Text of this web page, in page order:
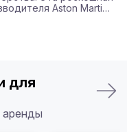
Aston Martin
мощности
премиум-
надежный
для
аренды